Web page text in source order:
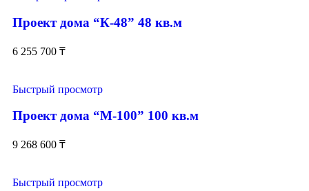
Проект дома “К-48” 48 кв.м
6 255 700 ₸
Быстрый просмотр
Проект дома “М-100” 100 кв.м
9 268 600 ₸
Быстрый просмотр